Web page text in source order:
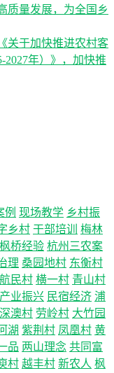
质量发展，为全国乡
关于加快推进农村客
2027年）》，加快推
例 现场教学 乡村振
乡村 干部培训
梅林
枫桥经验 杭州三农案
理 桑园地村 东衡村
航民村 横一村 青山村
产业振兴 民宿经济 浦
深澳村 劳岭村 大竹园
湖 紫荆村 凤凰村 黄
品 两山理念 共同富
村 越丰村 新农人 枫